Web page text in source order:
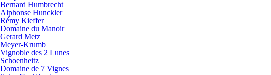
Bernard Humbrecht
Alphonse Hunckler
Rémy Kieffer
Domaine du Manoir
Gerard Metz
Meyer-Krumb
Vignoble des 2 Lunes
Schoenheitz
Domaine de 7 Vignes